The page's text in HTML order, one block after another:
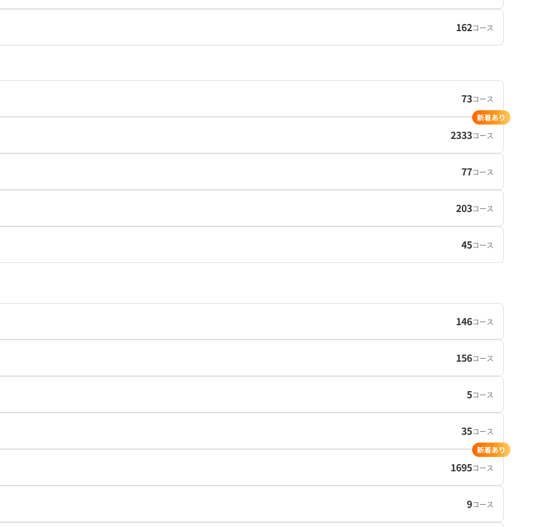
162コース
73コース
2333コース
新着あり
77コース
203コース
45コース
146コース
156コース
5コース
35コース
1695コース
新着あり
9コース